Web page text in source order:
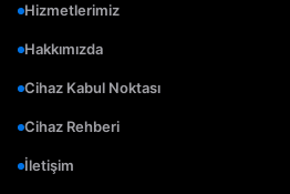
Hizmetlerimiz
Hakkımızda
Cihaz Kabul Noktası
Cihaz Rehberi
İletişim